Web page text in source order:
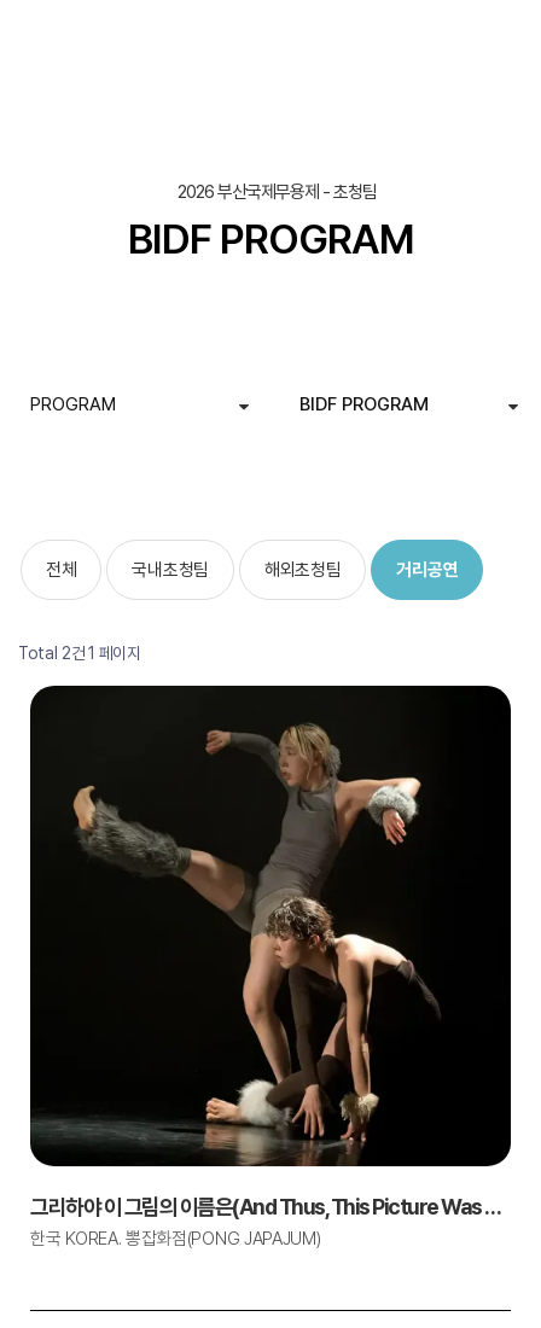
2026 부산국제무용제 - 초청팀
BIDF PROGRAM
PROGRAM BIDF PROGRAM
전체 국내초청팀 해외초청팀 거리공연
Total 2건1 페이지
2
그리하야 이 그림의 이름은(And Thus, This Picture Was Named)
한국 KOREA. 뽕잡화점(PONG JAPAJUM)